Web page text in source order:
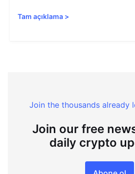
Tam açıklama >
Join the thousands already
Join our free
daily crypto